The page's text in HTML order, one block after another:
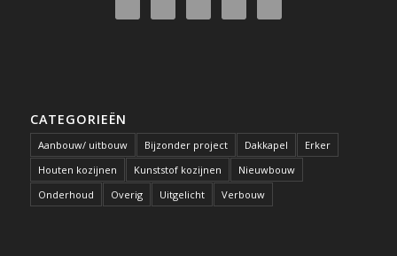
CATEGORIEËN
Aanbouw/ uitbouw Bijzonder project Dakkapel
Erker
Houten kozijnen
Kunststof kozijnen
Nieuwbouw
Onderhoud
Overig Uitgelicht Verbouw